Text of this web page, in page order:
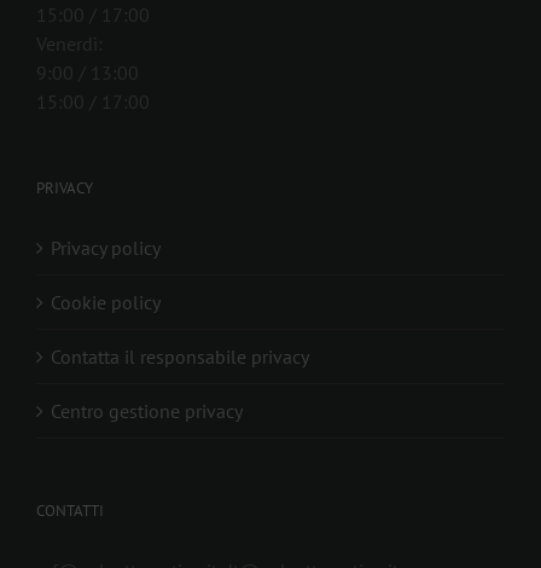
15:00 / 17:00
Venerdì:
9:00 / 13:00
15:00 / 17:00
PRIVACY
Privacy policy
Cookie policy
Contatta il responsabile privacy
Centro gestione privacy
CONTATTI